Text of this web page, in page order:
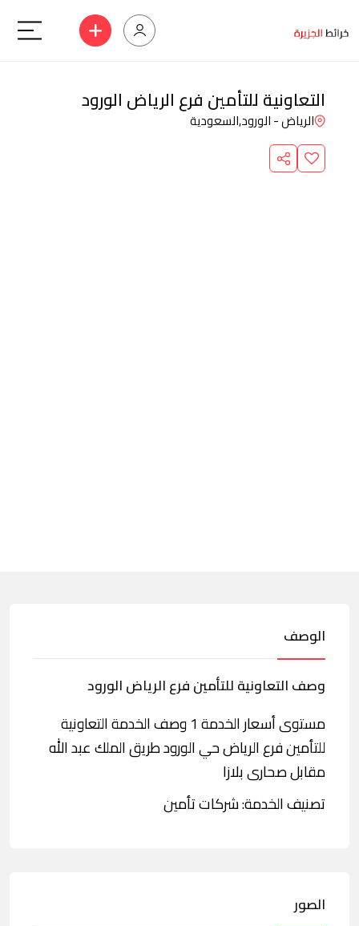
التعاونية للتأمين فرع الرياض الورود
الرياض - الورود,السعودية
الوصف
وصف التعاونية للتأمين فرع الرياض الورود
مستوى أسعار الخدمة 1 وصف الخدمة التعاونية
للتأمين فرع الرياض حي الورود طريق الملك عبد الله
مقابل صحارى بلازا
تصنيف الخدمة: شركات تأمين
الصور